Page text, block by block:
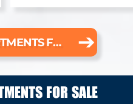
SEE MORE APARTMENTS FOR RENT
FOR SALE